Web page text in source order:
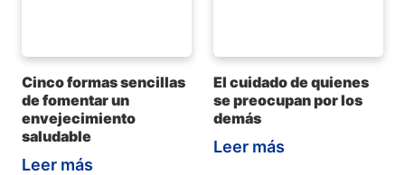
Cinco formas sencillas
de fomentar un
envejecimiento
saludable
Leer más
El cuidado de quienes
se preocupan por los
demás
Leer más